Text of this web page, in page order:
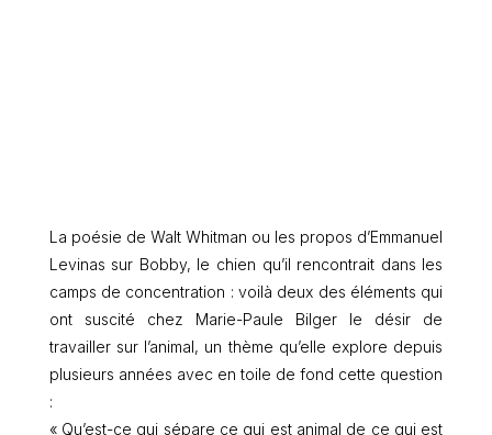
La poésie de Walt Whitman ou les propos d’Emmanuel
Levinas sur Bobby, le chien qu’il rencontrait dans les
camps de concentration : voilà deux des éléments qui
ont suscité chez Marie-Paule Bilger le désir de
travailler sur l’animal, un thème qu’elle explore depuis
plusieurs années avec en toile de fond cette question
:
« Qu’est-ce qui sépare ce qui est animal de ce qui est